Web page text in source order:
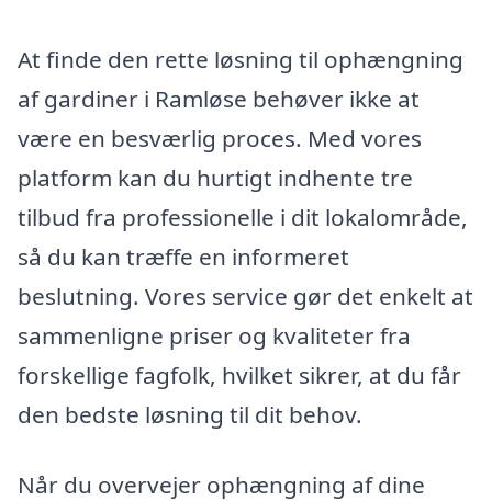
At finde den rette løsning til ophængning
af gardiner i Ramløse behøver ikke at
være en besværlig proces. Med vores
platform kan du hurtigt indhente tre
tilbud fra professionelle i dit lokalområde,
så du kan træffe en informeret
beslutning. Vores service gør det enkelt at
sammenligne priser og kvaliteter fra
forskellige fagfolk, hvilket sikrer, at du får
den bedste løsning til dit behov.
Når du overvejer ophængning af dine